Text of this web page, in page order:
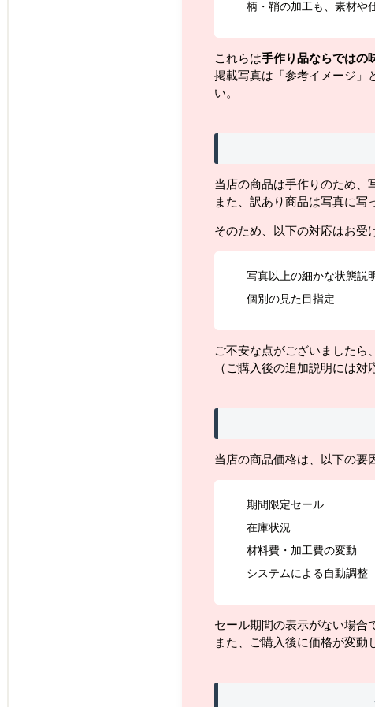
柄・鞘の加工も、素材や
これらは手作り品ならではの
掲載写真は「参考イメージ」
い。
当店の商品は手作りのため、
また、訳あり商品は写真に写
そのため、以下の対応はお受
写真以上の細かな状態説
個別の見た目指定
ご不安な点がございましたら、
（ご購入後の追加説明には対
当店の商品価格は、以下の要
期間限定セール
在庫状況
材料費・加工費の変動
システムによる自動調整
セール期間の表示がない場合
また、ご購入後に価格が変動